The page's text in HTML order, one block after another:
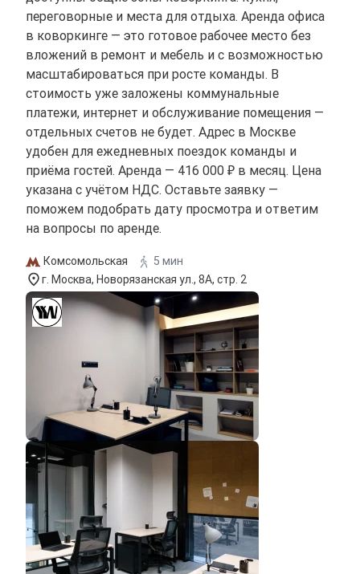
переговорные и места для отдыха. Аренда офиса
в коворкинге — это готовое рабочее место без
вложений в ремонт и мебель и с возможностью
масштабироваться при росте команды. В
стоимость уже заложены коммунальные
платежи, интернет и обслуживание помещения —
отдельных счетов не будет. Адрес в Москве
удобен для ежедневных поездок команды и
приёма гостей. Аренда — 416 000 ₽ в месяц. Цена
указана с учётом НДС. Оставьте заявку —
поможем подобрать дату просмотра и ответим
на вопросы по аренде.
Комсомольская
5 мин
г. Москва, Новорязанская ул., 8А, стр. 2